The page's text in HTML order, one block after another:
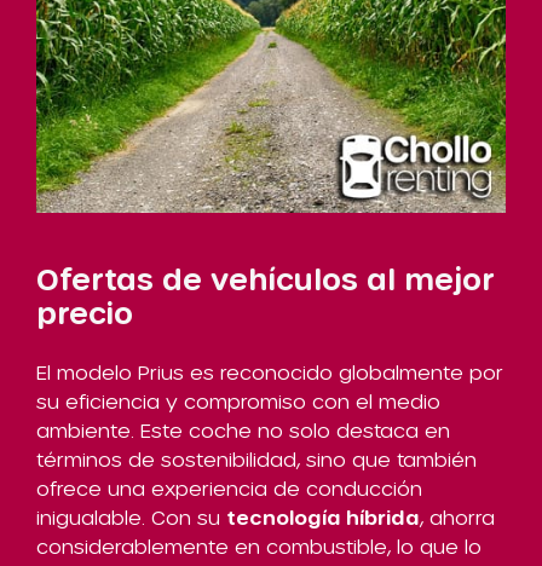
Ofertas de vehículos al mejor
precio
El modelo Prius es reconocido globalmente por
su eficiencia y compromiso con el medio
ambiente. Este coche no solo destaca en
términos de sostenibilidad, sino que también
ofrece una experiencia de conducción
inigualable. Con su tecnología híbrida, ahorra
considerablemente en combustible, lo que lo